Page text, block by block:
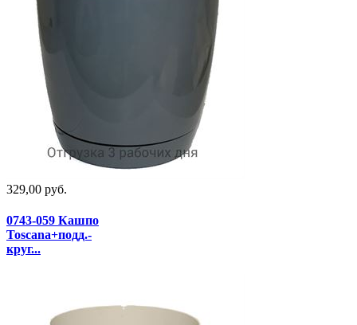
329,00 руб.
0743-059 Кашпо
Toscana+подд.-
круг...